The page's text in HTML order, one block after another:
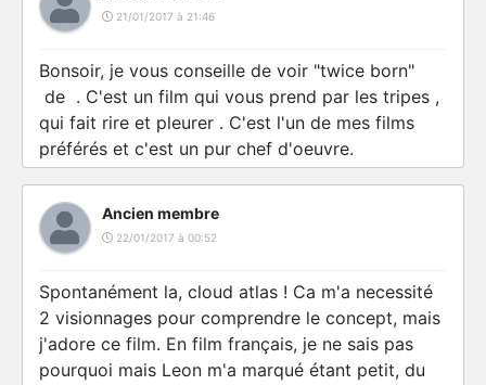
21/01/2017 à 21:46
Bonsoir, je vous conseille de voir "twice born"
de . C'est un film qui vous prend par les tripes ,
qui fait rire et pleurer . C'est l'un de mes films
préférés et c'est un pur chef d'oeuvre.
Ancien membre
22/01/2017 à 00:52
Spontanément la, cloud atlas ! Ca m'a necessité
2 visionnages pour comprendre le concept, mais
j'adore ce film. En film français, je ne sais pas
pourquoi mais Leon m'a marqué étant petit, du